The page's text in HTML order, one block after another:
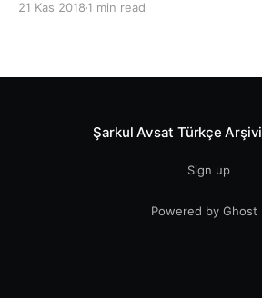
21 Kas 2018 1 min read
Şarkul Avsat Türkçe Arşivi
Sign up
Powered by Ghost